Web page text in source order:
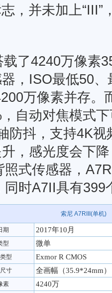
，并未加上
4240万像素
，ISO最低50
万像素并存。
自动对焦模式
防抖，支持4K
，感光度会下
照式传感器，
时A7II具有399
索尼 A7RIII(单机)
期 2017年10月
型 微单
型 Exmor R CMOS
寸 全画幅（35.9*24mm）
素 4240万